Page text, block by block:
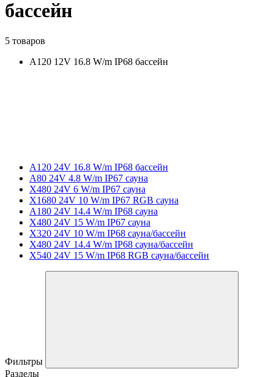
бассейн
5 товаров
A120 12V 16.8 W/m IP68 бассейн
A120 24V 16.8 W/m IP68 бассейн
A80 24V 4.8 W/m IP67 сауна
X480 24V 6 W/m IP67 сауна
X1680 24V 10 W/m IP67 RGB сауна
A180 24V 14.4 W/m IP68 сауна
X480 24V 15 W/m IP67 сауна
X320 24V 10 W/m IP68 сауна/бассейн
X480 24V 14.4 W/m IP68 сауна/бассейн
X540 24V 15 W/m IP68 RGB сауна/бассейн
Фильтры
Разделы